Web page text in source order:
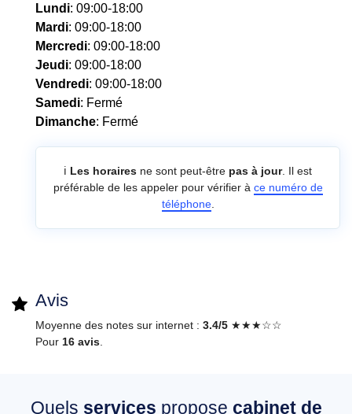
Lundi: 09:00-18:00
Mardi: 09:00-18:00
Mercredi: 09:00-18:00
Jeudi: 09:00-18:00
Vendredi: 09:00-18:00
Samedi: Fermé
Dimanche: Fermé
ℹ️ Les horaires ne sont peut-être pas à jour. Il est
préférable de les appeler pour vérifier à ce numéro de
téléphone.
Avis
Moyenne des notes sur internet : 3.4/5 ★★★☆☆
Pour 16 avis
Quels services propose cabinet de